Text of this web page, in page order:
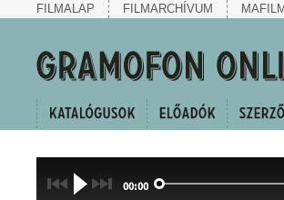
FILMALAP FILMARCHÍVUM MAFILM
00:00